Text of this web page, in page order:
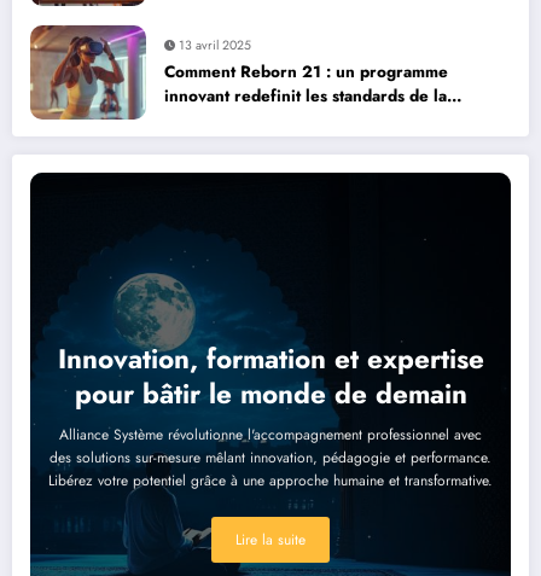
13 avril 2025
Comment Reborn 21 : un programme
innovant redefinit les standards de la
Innovation, formation et expertise
pour bâtir le monde de demain
Alliance Système révolutionne l'accompagnement professionnel avec
des solutions sur-mesure mêlant innovation, pédagogie et performance.
Libérez votre potentiel grâce à une approche humaine et transformative.
Lire la suite